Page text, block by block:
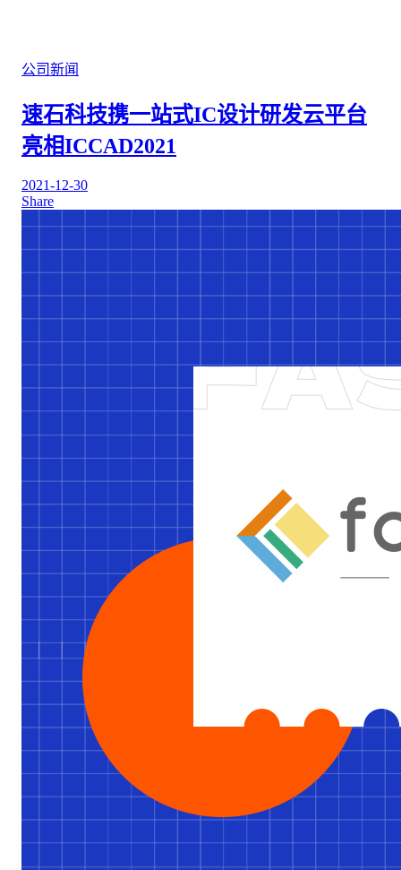
公司新闻
速石科技携一站式IC设计研发云平台
亮相ICCAD2021
2021-12-30
Share